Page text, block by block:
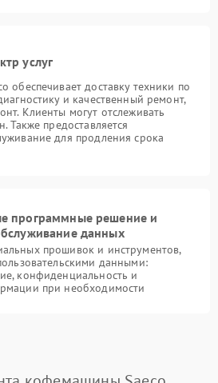
услуг
обеспечивает доставку техники по
и качественный ремонт,
Клиенты могут отслеживать
Также предоставляется
для продления срока
программные решение и
данных
прошивок и инструментов,
данными:
конфиденциальность и
при необходимости